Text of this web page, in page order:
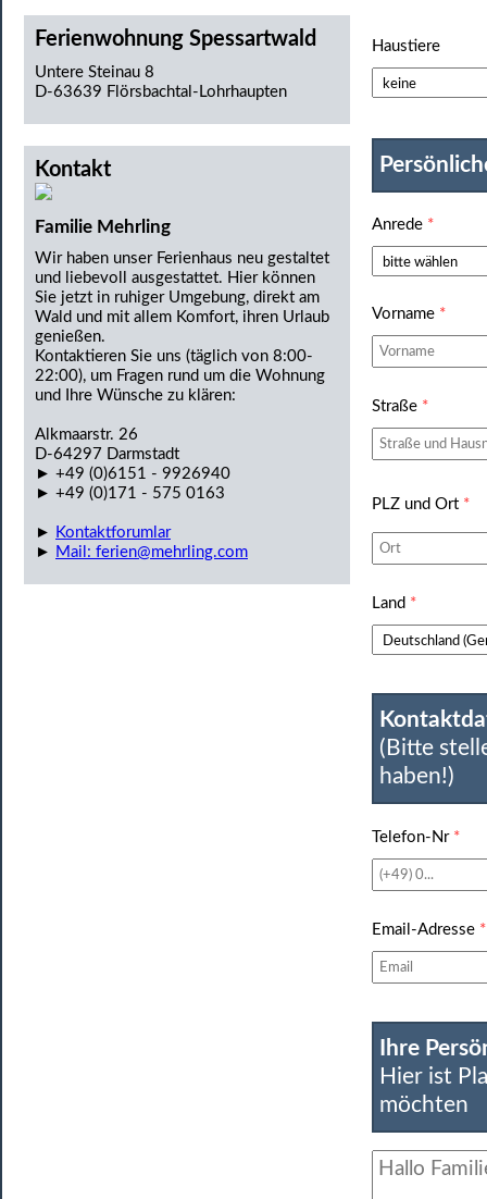
Ferienwohnung Spessartwald
Untere Steinau 8
D-63639 Flörsbachtal-Lohrhaupten
Kontakt
Familie Mehrling
Wir haben unser Ferienhaus neu gestaltet
und liebevoll ausgestattet. Hier können
Sie jetzt in ruhiger Umgebung, direkt am
Wald und mit allem Komfort, ihren Urlaub
genießen.
Kontaktieren Sie uns (täglich von 8:00-
22:00), um Fragen rund um die Wohnung
und Ihre Wünsche zu klären:
Alkmaarstr. 26
D-64297 Darmstadt
► +49 (0)6151 - 9926940
► +49 (0)171 - 575 0163
► Kontaktforumlar
► Mail: ferien@mehrling.com
Haustiere
Anrede *
Vorname *
Straße *
PLZ und Ort *
Land *
(Bitte
haben!)
Telefon-Nr *
Email-Adresse *
Ihre
Hier ist
möchten